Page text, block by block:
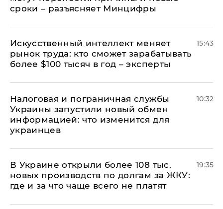
сроки – разъясняет Минцифры
Искусственный интеллект меняет
рынок труда: кто сможет зарабатывать
более $100 тысяч в год – эксперты
15:43
Налоговая и пограничная службы
Украины запустили новый обмен
информацией: что изменится для
украинцев
10:32
В Украине открыли более 108 тыс.
новых производств по долгам за ЖКУ:
где и за что чаще всего не платят
19:35